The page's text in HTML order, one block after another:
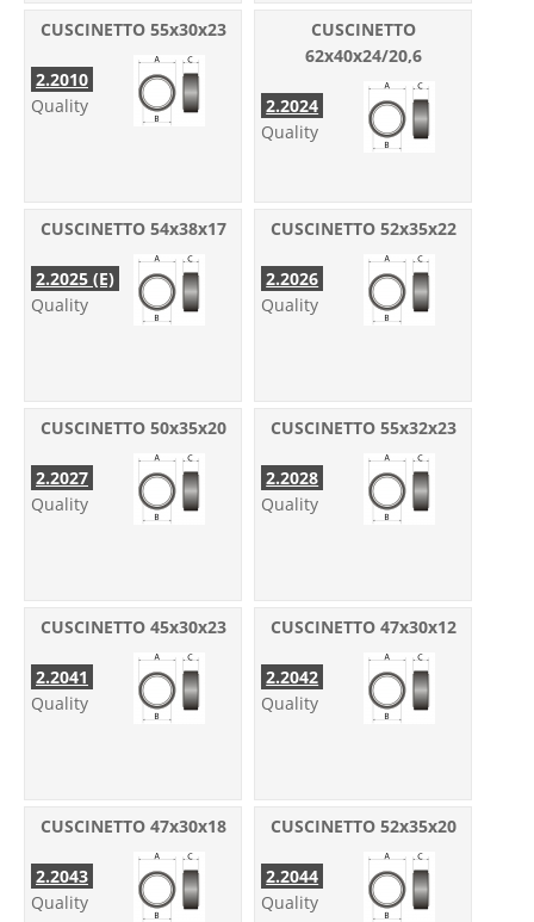
CUSCINETTO 55x30x23
2.2010
Quality
CUSCINETTO
62x40x24/20,6
2.2024
Quality
CUSCINETTO 54x38x17
2.2025 (E)
Quality
CUSCINETTO 52x35x22
2.2026
Quality
CUSCINETTO 50x35x20
2.2027
Quality
CUSCINETTO 55x32x23
2.2028
Quality
CUSCINETTO 45x30x23
2.2041
Quality
CUSCINETTO 47x30x12
2.2042
Quality
CUSCINETTO 47x30x18
2.2043
Quality
CUSCINETTO 52x35x20
2.2044
Quality